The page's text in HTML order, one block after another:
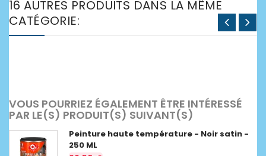
16 AUTRES PRODUITS DANS LA MÊME
CATÉGORIE:
VOUS POURRIEZ ÉGALEMENT ÊTRE INTÉRESSÉ
PAR LE(S) PRODUIT(S) SUIVANT(S)
Peinture haute température - Noir satin -
250 ML